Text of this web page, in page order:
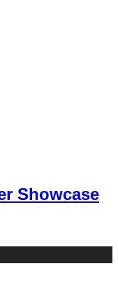
Showcase